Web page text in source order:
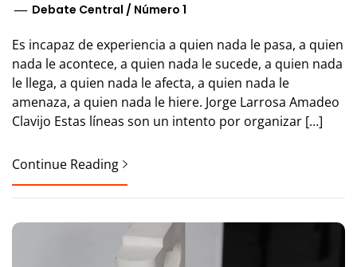
Debate Central / Número 1
Es incapaz de experiencia a quien nada le pasa, a quien
nada le acontece, a quien nada le sucede, a quien nada
le llega, a quien nada le afecta, a quien nada le
amenaza, a quien nada le hiere. Jorge Larrosa Amadeo
Clavijo Estas líneas son un intento por organizar […]
Continue Reading